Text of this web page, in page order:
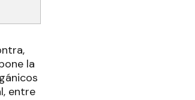
la
entre